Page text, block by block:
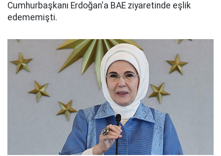
Cumhurbaşkanı Erdoğan'a BAE ziyaretinde eşlik
edememişti.